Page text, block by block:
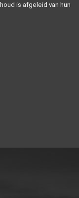
is afgeleid van hun